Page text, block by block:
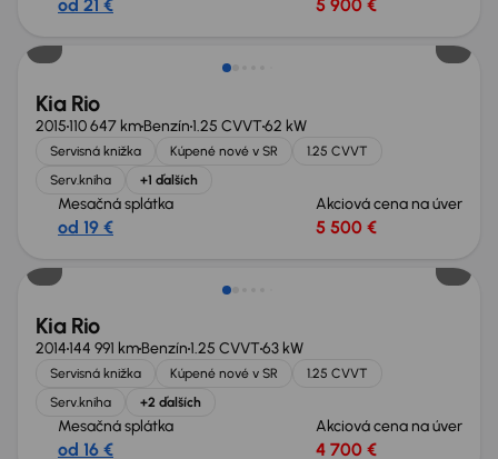
od 21 € 5 900 €
Kia Rio
2015110 647 kmBenzín1.25 CVVT62 kW
Servisná knižka Kúpené nové v SR
1.25 CVVT
Serv.kniha
+1 ďalších
Mesačná splátka
od 19 €
Akciová cena na úver
5 500 €
Kia Rio
2014144 991 kmBenzín1.25 CVVT63 kW
Servisná knižka Kúpené nové v SR
1.25 CVVT
Serv.kniha
+2 ďalších
Mesačná splátka
od 16 €
Akciová cena na úver
4 700 €